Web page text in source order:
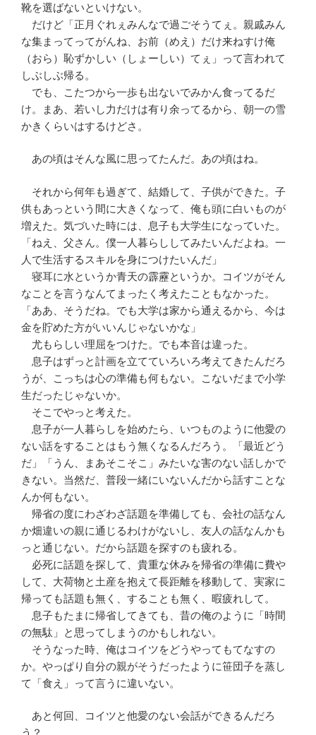
靴を選ばないといけない。
だけど「正月ぐれぇみんなで過ごそうてぇ。親戚みん
な集まってってがんね、お前（めえ）だけ来ねすけ俺
（おら）恥ずかしい（しょーしい）てぇ」って言われて
しぶしぶ帰る。
でも、こたつから一歩も出ないでみかん食ってるだ
け。まあ、若いし力だけは有り余ってるから、朝一の雪
かきくらいはするけどさ。
あの頃はそんな風に思ってたんだ。あの頃はね。
それから何年も過ぎて、結婚して、子供ができた。子
供もあっという間に大きくなって、俺も頭に白いものが
増えた。気づいた時には、息子も大学生になっていた。
「ねえ、父さん。僕一人暮らししてみたいんだよね。一
人で生活するスキルを身につけたいんだ」
寝耳に水というか青天の霹靂というか。コイツがそん
なことを言うなんてまったく考えたこともなかった。
「ああ、そうだね。でも大学は家から通えるから、今は
金を貯めた方がいいんじゃないかな」
尤もらしい理屈をつけた。でも本音は違った。
息子はずっと計画を立てていろいろ考えてきたんだろ
うが、こっちは心の準備も何もない。こないだまで小学
生だったじゃないか。
そこでやっと考えた。
息子が一人暮らしを始めたら、いつものように他愛の
ない話をすることはもう無くなるんだろう。「最近どう
だ」「うん、まあそこそこ」みたいな害のない話しかで
きない。当然だ、普段一緒にいないんだから話すことな
んか何もない。
帰省の度にわざわざ話題を準備しても、会社の話なん
か畑違いの親に通じるわけがないし、友人の話なんかも
っと通じない。だから話題を探すのも疲れる。
必死に話題を探して、貴重な休みを帰省の準備に費や
して、大荷物と土産を抱えて長距離を移動して、実家に
帰っても話題も無く、することも無く、暇疲れして。
息子もたまに帰省してきても、昔の俺のように「時間
の無駄」と思ってしまうのかもしれない。
そうなった時、俺はコイツをどうやってもてなすの
か。やっぱり自分の親がそうだったように笹団子を蒸し
て「食え」って言うに違いない。
あと何回、コイツと他愛のない会話ができるんだろ